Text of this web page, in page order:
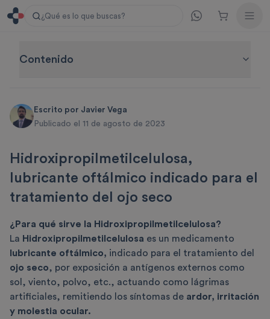
¿Qué es lo que buscas?
Contenido
Escrito por Javier Vega
Publicado el 11 de agosto de 2023
Hidroxipropilmetilcelulosa,
lubricante oftálmico indicado para el
tratamiento del ojo seco
¿Para qué sirve la Hidroxipropilmetilcelulosa?
La Hidroxipropilmetilcelulosa es un medicamento
lubricante oftálmico, indicado para el tratamiento del
ojo seco, por exposición a antígenos externos como
sol, viento, polvo, etc., actuando como lágrimas
artificiales, remitiendo los síntomas de ardor, irritación
y molestia ocular.